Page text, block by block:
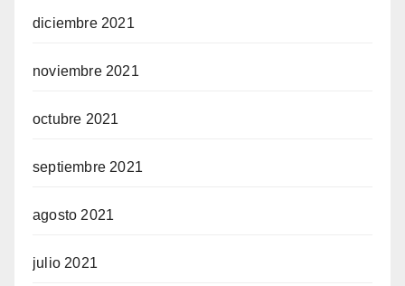
diciembre 2021
noviembre 2021
octubre 2021
septiembre 2021
agosto 2021
julio 2021